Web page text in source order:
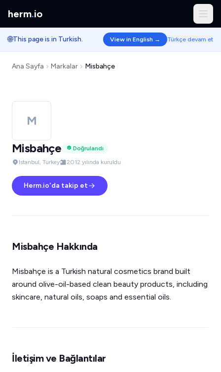
herm.io
🌐This page is in Turkish. View in English → Türkçe devam et
Ana Sayfa Markalar Misbahçe
M
Misbahçe
Doğrulandı
Istanbul, Turkey
2012 yılında kuruldu
Herm.io'da takip et
Misbahçe Hakkında
Misbahçe is a Turkish natural cosmetics brand built
around olive-oil-based clean beauty products, including
skincare, natural oils, soaps and essential oils.
İletişim ve Bağlantılar